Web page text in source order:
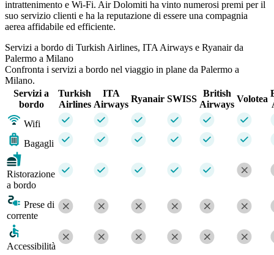
intrattenimento e Wi-Fi. Air Dolomiti ha vinto numerosi premi per il
suo servizio clienti e ha la reputazione di essere una compagnia
aerea affidabile ed efficiente.
Servizi a bordo di Turkish Airlines, ITA Airways e Ryanair da
Palermo a Milano
Confronta i servizi a bordo nel viaggio in plane da Palermo a
Milano.
Servizi a
bordo
Turkish
Airlines
ITA
Airways
Ryanair SWISS
British
Airways
Volotea
Wifi
Bagagli
Ristorazione
a bordo
Prese di
corrente
Accessibilità